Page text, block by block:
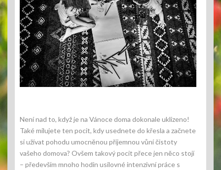
Není nad to, když je na Vánoce doma dokonale uklizeno!
Také milujete ten pocit, kdy usednete do křesla a začnete
si užívat pohodu umocněnou příjemnou vůní čistoty
vašeho domova? Ovšem takový pocit přece jen něco stojí
– především mnoho hodin usilovné intenzivní práce s